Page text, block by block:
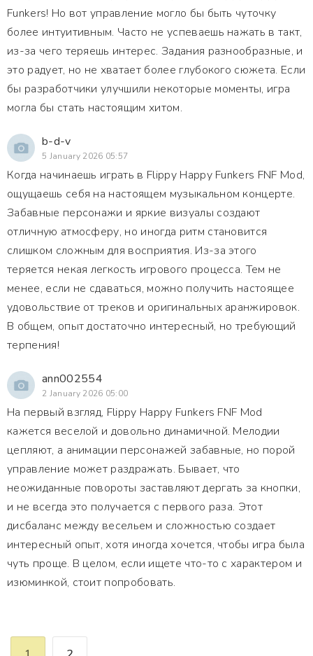
Funkers! Но вот управление могло бы быть чуточку
более интуитивным. Часто не успеваешь нажать в такт,
из-за чего теряешь интерес. Задания разнообразные, и
это радует, но не хватает более глубокого сюжета. Если
бы разработчики улучшили некоторые моменты, игра
могла бы стать настоящим хитом.
b-d-v
5 January 2026 05:57
Когда начинаешь играть в Flippy Happy Funkers FNF Mod,
ощущаешь себя на настоящем музыкальном концерте.
Забавные персонажи и яркие визуалы создают
отличную атмосферу, но иногда ритм становится
слишком сложным для восприятия. Из-за этого
теряется некая легкость игрового процесса. Тем не
менее, если не сдаваться, можно получить настоящее
удовольствие от треков и оригинальных аранжировок.
В общем, опыт достаточно интересный, но требующий
терпения!
ann002554
2 January 2026 05:00
На первый взгляд, Flippy Happy Funkers FNF Mod
кажется веселой и довольно динамичной. Мелодии
цепляют, а анимации персонажей забавные, но порой
управление может раздражать. Бывает, что
неожиданные повороты заставляют дергать за кнопки,
и не всегда это получается с первого раза. Этот
дисбаланс между весельем и сложностью создает
интересный опыт, хотя иногда хочется, чтобы игра была
чуть проще. В целом, если ищете что-то с характером и
изюминкой, стоит попробовать.